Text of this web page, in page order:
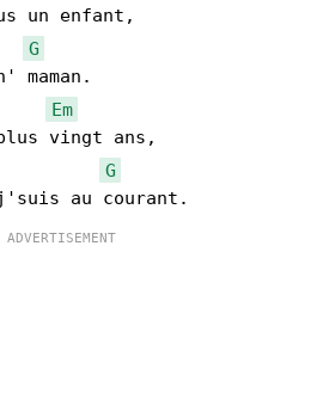
un enfant,
G
Em
vingt ans,
G